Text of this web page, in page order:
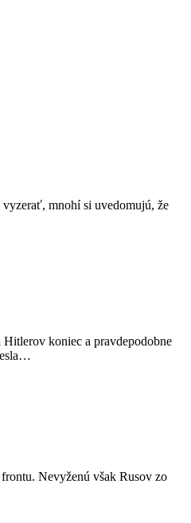
mnohí si uvedomujú, že
koniec a pravdepodobne
Nevyženú však Rusov zo